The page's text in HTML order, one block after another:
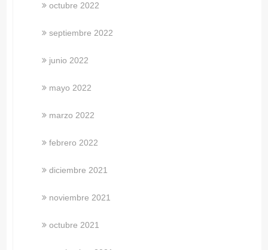
octubre 2022
septiembre 2022
junio 2022
mayo 2022
marzo 2022
febrero 2022
diciembre 2021
noviembre 2021
octubre 2021